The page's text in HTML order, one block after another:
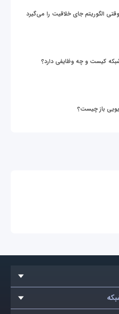
الگوریتم جای خلاقیت را می‌گیرد
کیست و چه وظایفی دارد؟
باز چیست؟